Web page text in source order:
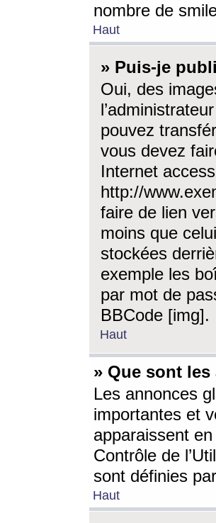
nombre de
Haut
» Puis-je
Oui, des
pouvez
vous devez
Internet
http://
faire de lien
moins que
stockées
exemple les
par mot de
BBCode [img].
Haut
» Que sont
Les annonces
importantes et
apparaissent
Contrôle de
sont définies
Haut